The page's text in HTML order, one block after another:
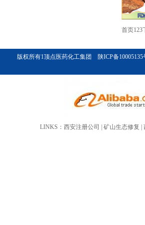
首页123
版权所有1顶点医药化工集团 陕ICP备10005135
LINKS： 西安注册公司 矿山生态修复